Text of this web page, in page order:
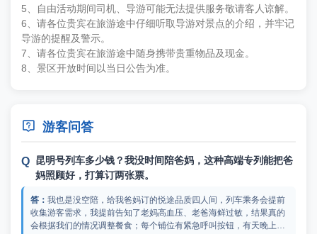
5、自由活动期间司机、导游可能无法提供服务敬请客人谅解。
6、请各位贵宾在旅游途中仔细听取导游对景点的介绍，并牢记
导游的提醒及警示。
7、请各位贵宾在旅游途中随身携带贵重物品及现金。
8、景区开放时间以当日公告为准。
 游客问答
昆明号列车多少钱？我没时间陪爸妈，这种高端专列能把爸
妈照顾好，打算订两张票。
我也是没空陪，给我爸妈订的悦途品质四人间，列车乘务会提前
收集游客需求，我提前告知了老妈高血压、老爸海鲜过敏，结果真的
会根据我们的情况调整餐食；每个铺位有紧急呼叫按钮，有天晚上老